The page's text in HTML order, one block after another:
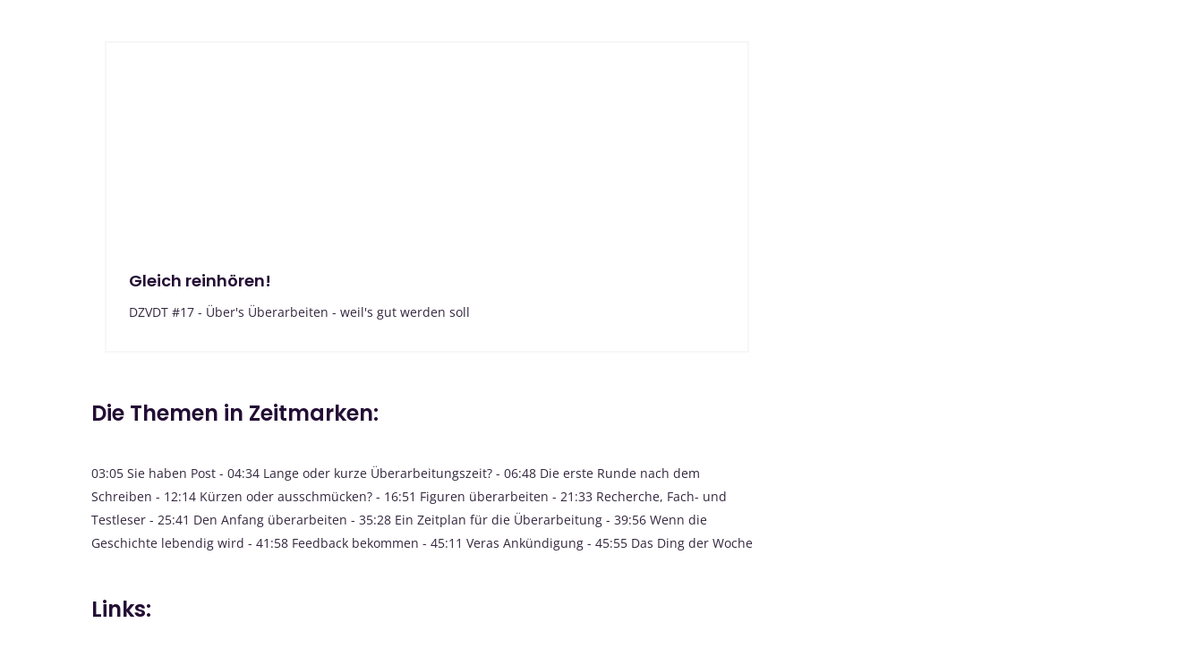
Gleich reinhören!
DZVDT #17 - Über's Überarbeiten - weil's gut werden soll
Die Themen in Zeitmarken:
03:05 Sie haben Post - 04:34 Lange oder kurze Überarbeitungszeit? - 06:48 Die erste Runde nach dem
Schreiben - 12:14 Kürzen oder ausschmücken? - 16:51 Figuren überarbeiten - 21:33 Recherche, Fach- und
Testleser - 25:41 Den Anfang überarbeiten - 35:28 Ein Zeitplan für die Überarbeitung - 39:56 Wenn die
Geschichte lebendig wird - 41:58 Feedback bekommen - 45:11 Veras Ankündigung - 45:55 Das Ding der Woche
Links: